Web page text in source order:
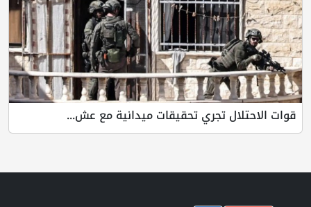
قوات الاحتلال تجري تحقيقات ميدانية مع عش...